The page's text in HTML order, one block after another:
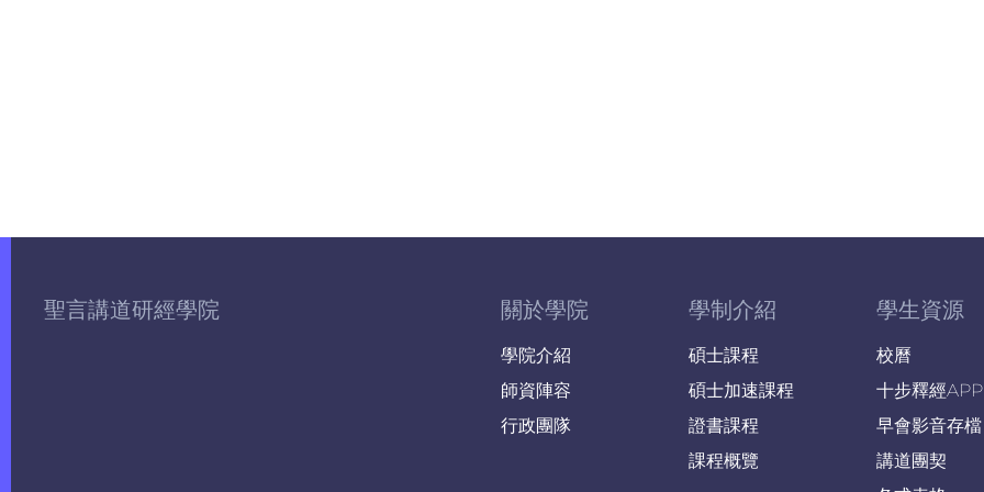
聖言講道研經學院 關於學院
學院介紹
師資陣容
行政團隊
學制介紹
碩士課程
碩士加速課程
證書課程
課程概覽
學生資源
校曆
十步釋經APP
早會影音存檔
講道團契